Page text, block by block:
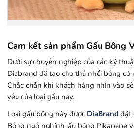
Cam kết sản phẩm Gấu Bông
Dưới sự chuyên nghiệp của các kỹ
Diabrand đã tạo cho thú nhồi bông có
Chắc chắn khi khách hàng nhìn vào
yêu của loại gấu này.
Loại gấu bông này được DiaBrand đặt
Bông ngộ nghĩnh ,ấu bông Pikapepe